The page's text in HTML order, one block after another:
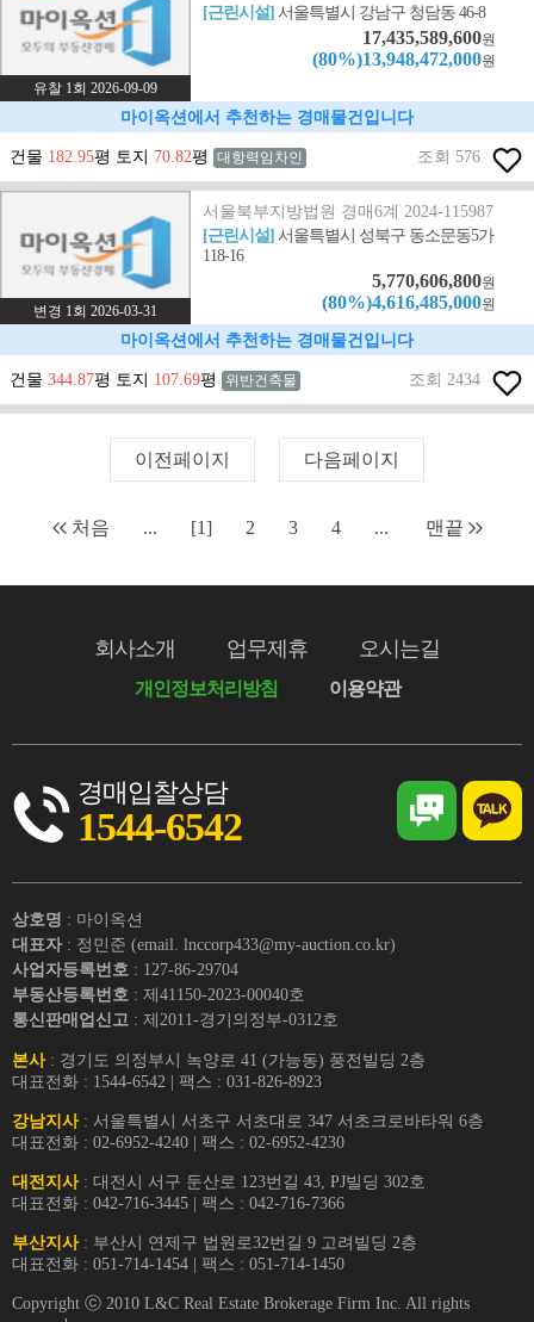
유찰 1회 2026-09-09
[근린시설]서울특별시 강남구 청담동 46-8
17,435,589,600원
(80%)13,948,472,000원
마이옥션에서 추천하는 경매물건입니다
건물 182.95평 토지 70.82평 대항력임차인 조회 576
변경 1회 2026-03-31
서울북부지방법원 경매6계 2024-115987
[근린시설]서울특별시 성북구 동소문동5가
118-16
5,770,606,800원
(80%)4,616,485,000원
마이옥션에서 추천하는 경매물건입니다
건물 344.87평 토지 107.69평 위반건축물 조회 2434
이전페이지 다음페이지
처음 ... [1] 2 3 4 ... 맨끝
회사소개 업무제휴 오시는길
개인정보처리방침 이용약관
경매입찰상담
1544-6542
상호명 : 마이옥션
대표자 : 정민준 (email. lnccorp433@my-auction.co.kr)
사업자등록번호 : 127-86-29704
부동산등록번호 : 제41150-2023-00040호
통신판매업신고 : 제2011-경기의정부-0312호
본사: 경기도 의정부시 녹양로 41 (가능동) 풍전빌딩 2층
대표전화 : 1544-6542 | 팩스 : 031-826-8923
강남지사: 서울특별시 서초구 서초대로 347 서초크로바타워 6층
대표전화 : 02-6952-4240 | 팩스 : 02-6952-4230
대전지사: 대전시 서구 둔산로 123번길 43, PJ빌딩 302호
대표전화 : 042-716-3445 | 팩스 : 042-716-7366
부산지사: 부산시 연제구 법원로32번길 9 고려빌딩 2층
대표전화 : 051-714-1454 | 팩스 : 051-714-1450
Copyright ⓒ 2010 L&C Real Estate Brokerage Firm Inc. All rights